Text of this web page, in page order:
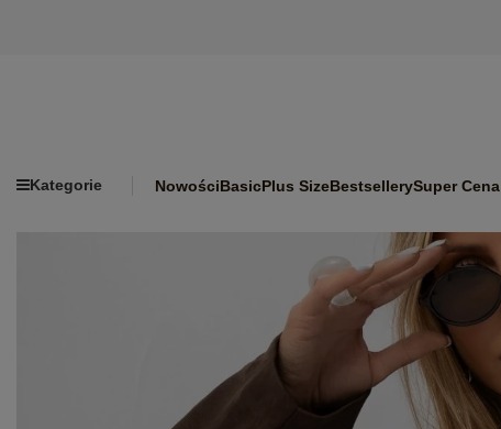
Kategorie NowościBasicPlus SizeBestsellerySuper Cena